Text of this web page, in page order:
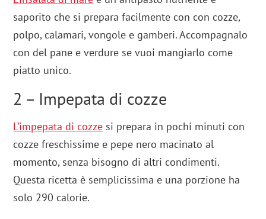
saporito che si prepara facilmente con con cozze,
polpo, calamari, vongole e gamberi. Accompagnalo
con del pane e verdure se vuoi mangiarlo come
piatto unico.
2 – Impepata di cozze
L’impepata di cozze si prepara in pochi minuti con
cozze freschissime e pepe nero macinato al
momento, senza bisogno di altri condimenti.
Questa ricetta è semplicissima e una porzione ha
solo 290 calorie.